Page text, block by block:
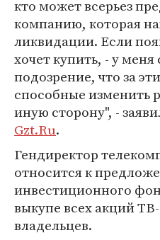
кто может всерьез
компанию, которая
ликвидации. Если
хочет купить, - у меня
подозрение, что за
способные изменить
иную сторону", -
Gzt.Ru.
Гендиректор
относится к
инвестиционного
выкупе всех акций
владельцев.